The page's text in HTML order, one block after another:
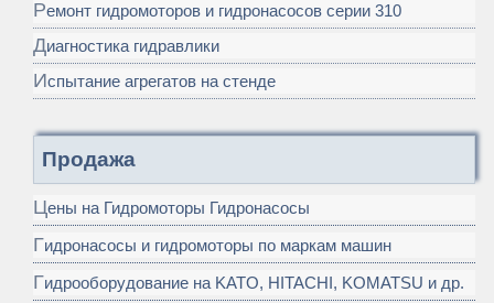
Ремонт гидромоторов и гидронасосов серии 310
Диагностика гидравлики
Испытание агрегатов на стенде
Продажа
Цены на Гидромоторы Гидронасосы
Гидронасосы и гидромоторы по маркам машин
Гидрооборудование на KATO, HITACHI, KOMATSU и др.